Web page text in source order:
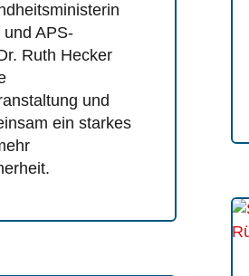
und APS-
Ruth Hecker
und
ein starkes